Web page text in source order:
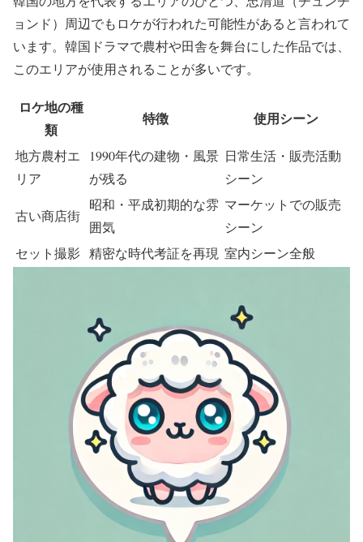
ョンド）周辺でもロケが行われた可能性があると言われて
います。韓国ドラマで農村や田舎を舞台にした作品では、
このエリアが使用されることが多いです。
ロケ地の種
類
特徴 使用シーン
地方農村エ
リア
1990年代の建物・風景
が残る
日常生活・販売活動
シーン
古い商店街
昭和・平成初期的な雰
囲気
マーケットでの販売
シーン
セット撮影 精密な時代考証を再現 室内シーン全般